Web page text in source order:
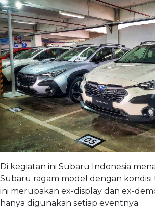
Di kegiatan ini Subaru Indonesia
Subaru ragam model dengan
ini merupakan ex-display dan ex-
hanya digunakan setiap eventnya.